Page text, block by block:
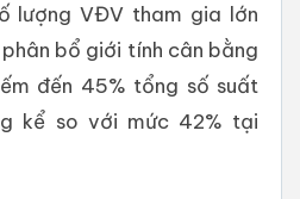
lượng VĐV tham gia lớn
bổ giới tính cân bằng
đến 45% tổng số suất
kể so với mức 42% tại